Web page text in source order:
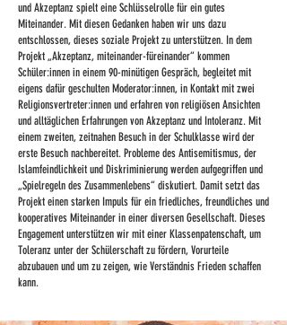
und Akzeptanz spielt eine Schlüsselrolle für ein gutes
Miteinander. Mit diesen Gedanken haben wir uns dazu
entschlossen, dieses soziale Projekt zu unterstützen. In dem
Projekt „Akzeptanz, miteinander-füreinander“ kommen
Schüler:innen in einem 90-minütigen Gespräch, begleitet mit
eigens dafür geschulten Moderator:innen, in Kontakt mit zwei
Religionsvertreter:innen und erfahren von religiösen Ansichten
und alltäglichen Erfahrungen von Akzeptanz und Intoleranz. Mit
einem zweiten, zeitnahen Besuch in der Schulklasse wird der
erste Besuch nachbereitet. Probleme des Antisemitismus, der
Islamfeindlichkeit und Diskriminierung werden aufgegriffen und
„Spielregeln des Zusammenlebens“ diskutiert. Damit setzt das
Projekt einen starken Impuls für ein friedliches, freundliches und
kooperatives Miteinander in einer diversen Gesellschaft. Dieses
Engagement unterstützen wir mit einer Klassenpatenschaft, um
Toleranz unter der Schülerschaft zu fördern, Vorurteile
abzubauen und um zu zeigen, wie Verständnis Frieden schaffen
kann.